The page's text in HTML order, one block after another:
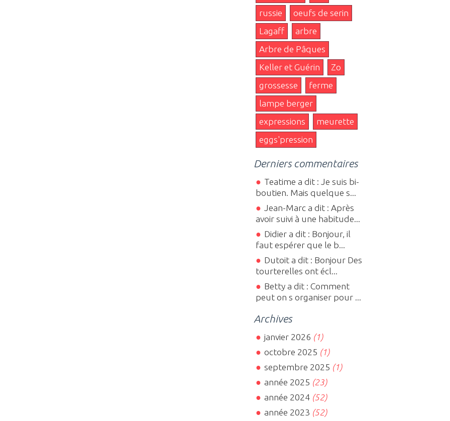
russie
oeufs de serin
Lagaff
arbre
Arbre de Pâques
Keller et Guérin
Zo
grossesse
ferme
lampe berger
expressions
meurette
eggs'pression
Derniers commentaires
Teatime a dit : Je suis bi-
boutien. Mais quelque s...
Jean-Marc a dit : Après
avoir suivi à une habitude...
Didier a dit : Bonjour, il
faut espérer que le b...
Dutoit a dit : Bonjour Des
tourterelles ont écl...
Betty a dit : Comment
peut on s organiser pour ...
Archives
janvier 2026 (1)
octobre 2025 (1)
septembre 2025 (1)
année 2025 (23)
année 2024(52)
année 2023 (52)